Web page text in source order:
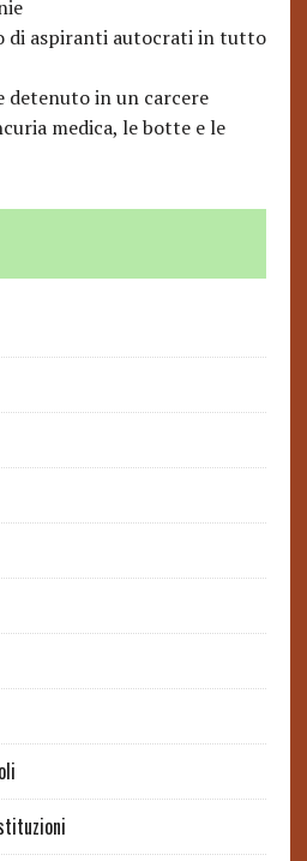
di aspiranti autocrati in tutto
detenuto in un carcere
medica, le botte e le